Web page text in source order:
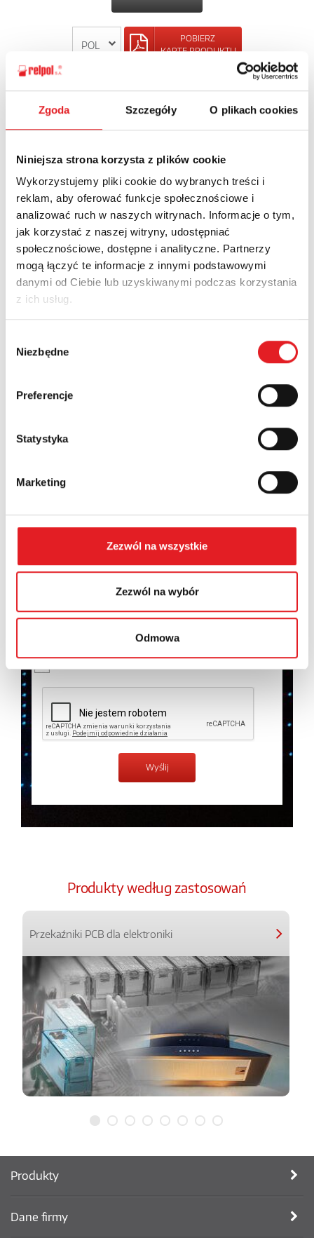
Zgoda Szczegóły O plikach cookies
Niniejsza strona korzysta z plików cookie
Wykorzystujemy pliki cookie do wybranych treści i
reklam, aby oferować funkcje społecznościowe i
analizować ruch w naszych witrynach. Informacje o tym,
jak korzystać z naszej witryny, udostępniać
społecznościowe, dostępne i analityczne. Partnerzy
mogą łączyć te informacje z innymi podstawowymi
danymi od Ciebie lub uzyskiwanymi podczas korzystania
z ich usług.
zgody
Niezbędne
Preferencje
Statystyka
Marketing
Zezwól na wszystkie
Zezwól na wybór
Odmowa
POBIERZ
KARTĘ PRODUKTU
POWRÓT
Zapytaj o szczegóły oferty
Imię i nazwisko: *
Adres e-mail: *
Nazwa firmy:
Województwo:
Treść: *
Wyrażam zgodę na przetwarzanie moich danych
temat przetwarzania danych osobowych wPolityce
Produkty według zastosowań
Przekaźniki PCB dla elektroniki
Produkty
Dane firmy